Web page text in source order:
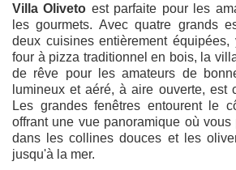
Villa Oliveto est parfaite pour les
les gourmets. Avec quatre grands
deux cuisines entièrement équipées,
four à pizza traditionnel en bois, la
de rêve pour les amateurs de
lumineux et aéré, à aire ouverte, est
Les grandes fenêtres entourent le
offrant une vue panoramique où
dans les collines douces et les
jusqu'à la mer.